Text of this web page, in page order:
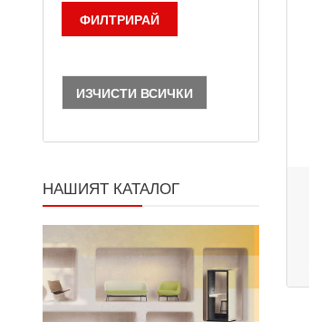
ИЗЧИСТИ ВСИЧКИ
НАШИЯТ КАТАЛОГ